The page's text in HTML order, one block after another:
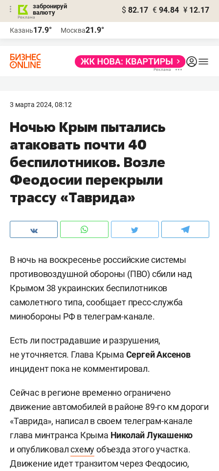
забронируй
валюту
$ 82.17 € 94.84 ¥ 12.17
Казань17.9° Москва21.9°
3 марта 2024, 08:12
Ночью Крым пытались
атаковать почти 40
беспилотников. Возле
Феодосии перекрыли
трассу «Таврида»
В ночь на воскресенье российские системы
противовоздушной обороны (ПВО) сбили над
Крымом 38 украинских беспилотников
самолетного типа, сообщает пресс-служба
минобороны РФ в телеграм-канале.
Есть ли пострадавшие и разрушения,
не уточняется. Глава Крыма Сергей Аксенов
инцидент пока не комментировал.
Сейчас в регионе временно ограничено
движение автомобилей в районе 89-го км дороги
«Таврида», написал в своем телеграм-канале
глава минтранса Крыма Николай Лукашенко
и опубликовалсхемуобъезда этого участка.
Движение идет транзитом через Феодосию,